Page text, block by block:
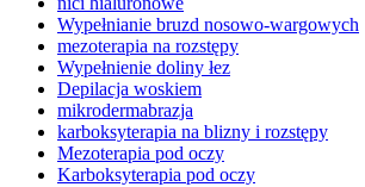
Wypełnianie bruzd nosowo-wargowych
mezoterapia na rozstępy
Wypełnienie doliny łez
Depilacja woskiem
mikrodermabrazja
karboksyterapia na blizny i rozstępy
Mezoterapia pod oczy
Karboksyterapia pod oczy